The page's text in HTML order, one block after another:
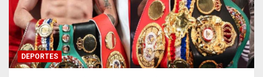
DEPORTES